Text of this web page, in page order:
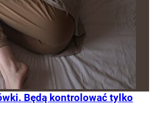
Będą kontrolować tylko